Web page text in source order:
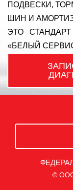
ПОДВЕСКИ,
ШИН И
ЭТО
«БЕЛЫЙ
© ООО